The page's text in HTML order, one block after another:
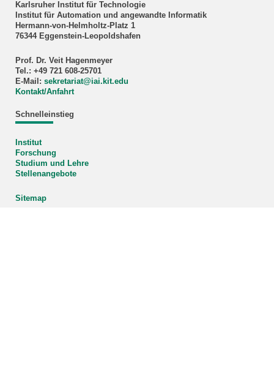
Karlsruher Institut für Technologie
Institut für Automation und angewandte Informatik
Hermann-von-Helmholtz-Platz 1
76344 Eggenstein-Leopoldshafen
Prof. Dr. Veit Hagenmeyer
Tel.: +49 721 608-25701
E-Mail: sekretariat@iai.kit.edu
Kontakt/Anfahrt
Schnelleinstieg
Institut
Forschung
Studium und Lehre
Stellenangebote
Sitemap